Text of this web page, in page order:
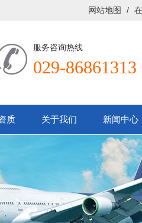
网站地图 /
服务咨询热线
029-86861313
质 关于我们 新闻中心